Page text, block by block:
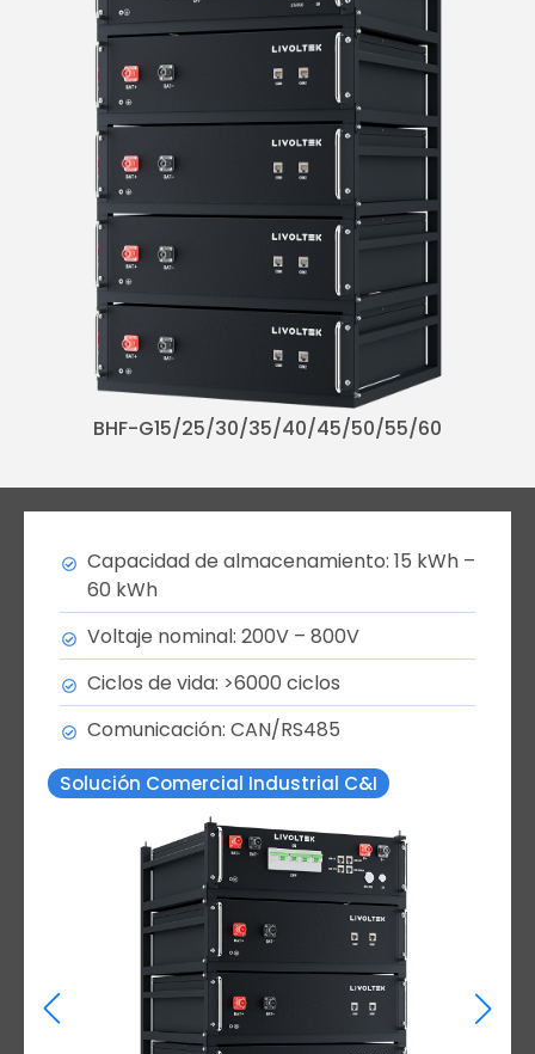
BHF-G15/25/30/35/40/45/50/55/60
Capacidad de almacenamiento: 15 kWh –
60 kWh
Voltaje nominal: 200V – 800V
Ciclos de vida: >6000 ciclos
Comunicación: CAN/RS485
Solución Comercial Industrial C&I